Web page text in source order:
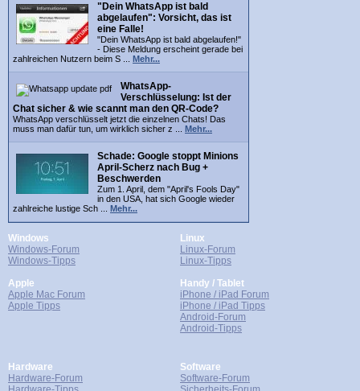
"Dein WhatsApp ist bald
abgelaufen": Vorsicht, das ist
eine Falle!
"Dein WhatsApp ist bald abgelaufen!"
- Diese Meldung erscheint gerade bei
zahlreichen Nutzern beim S ... Mehr...
WhatsApp-
Verschlüsselung: Ist der
Chat sicher & wie scannt man den QR-Code?
WhatsApp verschlüsselt jetzt die einzelnen Chats! Das
muss man dafür tun, um wirklich sicher z ... Mehr...
Schade: Google stoppt Minions
April-Scherz nach Bug +
Beschwerden
Zum 1. April, dem "April's Fools Day"
in den USA, hat sich Google wieder
zahlreiche lustige Sch ... Mehr...
Windows
Windows-Forum
Windows-Tipps
Apple
Apple Mac Forum
Apple Tipps
Linux
Linux-Forum
Linux-Tipps
Handy / Tablet
iPhone / iPad Forum
iPhone / iPad Tipps
Android-Forum
Android-Tipps
Hardware
Hardware-Forum
Software
Software-Forum